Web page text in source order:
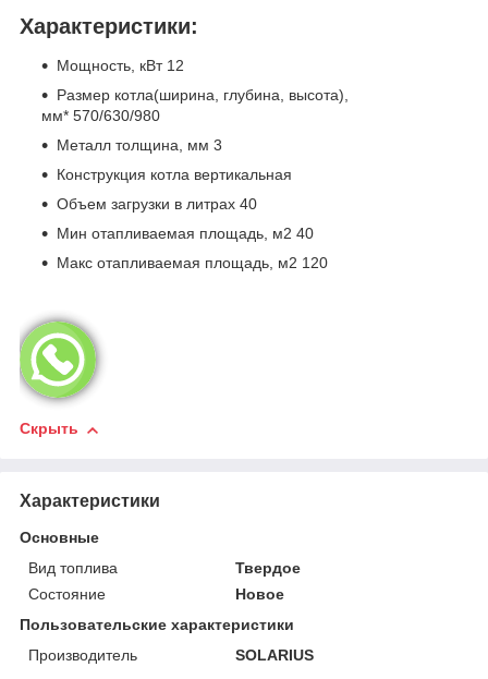
Характеристики:
Мощность, кВт 12
Размер котла(ширина, глубина, высота),
мм* 570/630/980
Металл толщина, мм 3
Конструкция котла вертикальная
Объем загрузки в литрах 40
Мин отапливаемая площадь, м2 40
Макс отапливаемая площадь, м2 120
Скрыть
Характеристики
Основные
Вид топлива
Твердое
Состояние
Новое
Пользовательские характеристики
Производитель
SOLARIUS